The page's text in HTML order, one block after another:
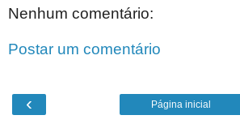
Nenhum comentário:
Postar um comentário
‹ Página inicial